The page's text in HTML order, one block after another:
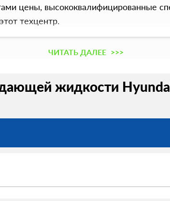
цены, высококвалифицированные
техцентр.
ЧИТАТЬ ДАЛЕЕ >>>
жидкости